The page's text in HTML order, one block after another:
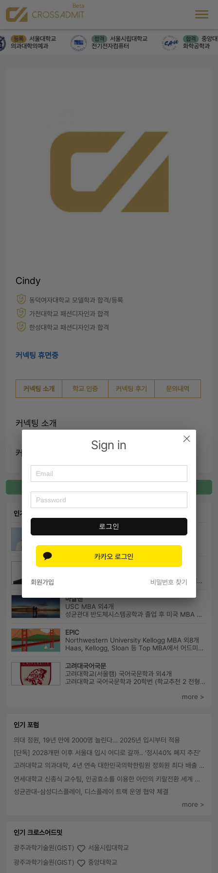
등록
서울대학교
의과대학의예과
합격
서울시립대학교
전기전자컴퓨터
합격
중앙대
화학공학과
Sign in
로그인
회원가입 비밀번호 찾기
Cindy
동덕여자대학교 모델학과 합격/등록
가천대학교 패션디자인과 합격
한성대학교 패션디자인과 합격
커넥팅 휴면중
커넥팅 소개 학교 인증 커넥팅 후기 문의내역
커넥팅 소개
커넥팅 내용
인기 커넥팅
연세대학교 재학
성균관대 로스쿨 예비 13기입니다 법률저널모의리트 전체3등으로 장학금 ...
마샬맨
USC MBA 외4개
성균관대 반도체시스템공학과 졸업 후 미국 MBA 졸업하였습니다.
EPIC
Northwestern University Kellogg MBA 외8개
Haas, Kellogg, Sloan 등 Top MBA에서 어드미션을 받았으며 21년 가을...
고려대국어국문
고려대학교(서울캠) 국어국문학과 외4개
고려대학교 국어국문학과 20학번 (학교추천 2 전형, 최초합) 성균관대...
more >
인기 포럼
의대 정원, 19년 만에 2000명 늘린다… 2025년 입시부터 적용
[단독] 2028개편 이후 서울대 입시 어디로 갈까.. ‘정시40% 폐지 추진’
고려대학교 의과대학, 4년 연속 대한민국의학한림원 정회원 최다 배출 外
연세대학교 신종식 교수팀, 인공효소를 이용한 아민의 키랄전환 세계 최초로 성공
성균관대-삼성디스플레이, 디스플레이 트랙 운영 협약 체결
more >
인기 크로스어드밋
광주과학기술원(GIST)
서울시립대학교
광주과학기술원(GIST)
중앙대학교